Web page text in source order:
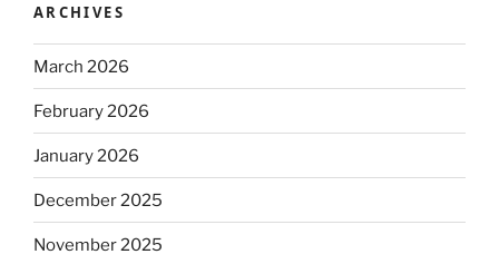
ARCHIVES
March 2026
February 2026
January 2026
December 2025
November 2025